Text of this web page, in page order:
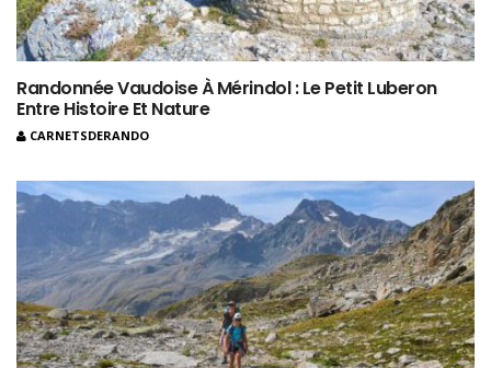
Randonnée Vaudoise À Mérindol : Le Petit Luberon
Entre Histoire Et Nature
CARNETSDERANDO